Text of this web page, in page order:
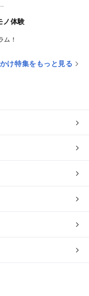
ノ体験
ム！
け特集をもっと見る